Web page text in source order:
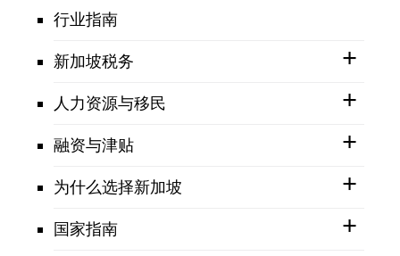
行业指南
新加坡税务
人力资源与移民
融资与津贴
为什么选择新加坡
国家指南